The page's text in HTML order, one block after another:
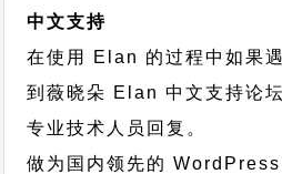
中文支持
在使用 Elan 的过程中如果
到薇晓朵 Elan 中文支持论坛
专业技术人员回复。
做为国内领先的